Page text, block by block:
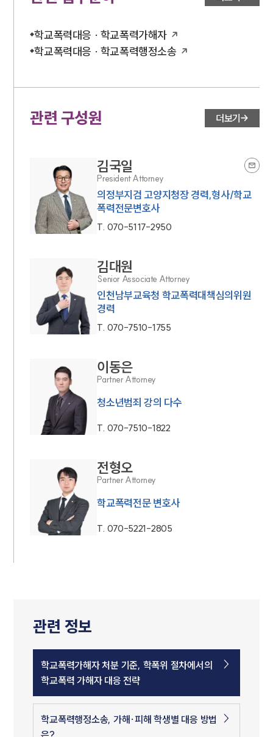
학교폭력대응 · 학교폭력가해자
학교폭력대응 · 학교폭력행정소송
관련 구성원 더보기
김국일
President Attorney
의정부지검 고양지청장 경력,형사/학교
폭력전문변호사
T. 070-5117-2950
김대원
Senior Associate Attorney
인천남부교육청 학교폭력대책심의위원
경력
T. 070-7510-1755
이동은
Partner Attorney
청소년범죄 강의 다수
T. 070-7510-1822
전형오
Partner Attorney
학교폭력전문 변호사
T. 070-5221-2805
관련 정보
학교폭력가해자 처분 기준, 학폭위 절차에서의
학교폭력 가해자 대응 전략
학교폭력행정소송, 가해·피해 학생별 대응 방법